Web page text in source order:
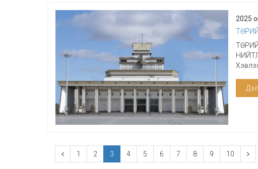
2025
1 2 3 4 5 6 7 8 9 10